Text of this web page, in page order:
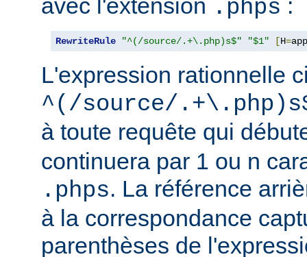
.phps
RewriteRule "^(/source/.+\.php)s$" "$1" [H=
L'expression rationnelle
^(/source/
à toute requête qui
continuera par 1 ou n
.phps. La référence
à la correspondance
parenthèses de